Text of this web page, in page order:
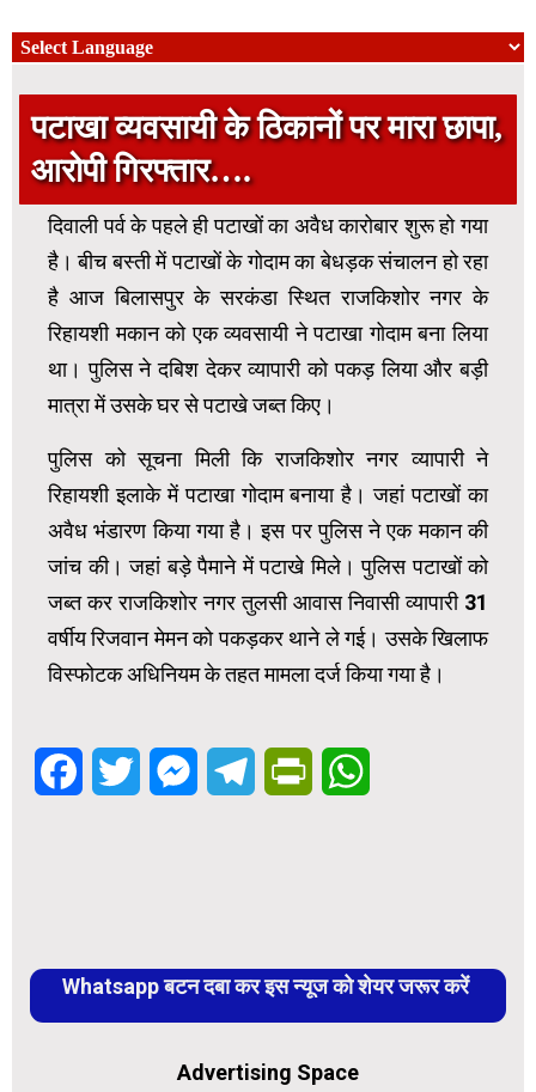
पटाखा व्यवसायी के ठिकानों पर मारा छापा,
आरोपी गिरफ्तार….
दिवाली पर्व के पहले ही पटाखों का अवैध कारोबार शुरू हो गया
है। बीच बस्ती में पटाखों के गोदाम का बेधड़क संचालन हो रहा
है आज बिलासपुर के सरकंडा स्थित राजकिशोर नगर के
रिहायशी मकान को एक व्यवसायी ने पटाखा गोदाम बना लिया
था। पुलिस ने दबिश देकर व्यापारी को पकड़ लिया और बड़ी
मात्रा में उसके घर से पटाखे जब्त किए।
पुलिस को सूचना मिली कि राजकिशोर नगर व्यापारी ने
रिहायशी इलाके में पटाखा गोदाम बनाया है। जहां पटाखों का
अवैध भंडारण किया गया है। इस पर पुलिस ने एक मकान की
जांच की। जहां बड़े पैमाने में पटाखे मिले। पुलिस पटाखों को
जब्त कर राजकिशोर नगर तुलसी आवास निवासी व्यापारी 31
वर्षीय रिजवान मेमन को पकड़कर थाने ले गई। उसके खिलाफ
विस्फोटक अधिनियम के तहत मामला दर्ज किया गया है।
FacebookTwitter MessengerTelegramPrintFriendly
Whatsapp बटन दबा कर इस न्यूज को शेयर जरूर करें
Advertising Space